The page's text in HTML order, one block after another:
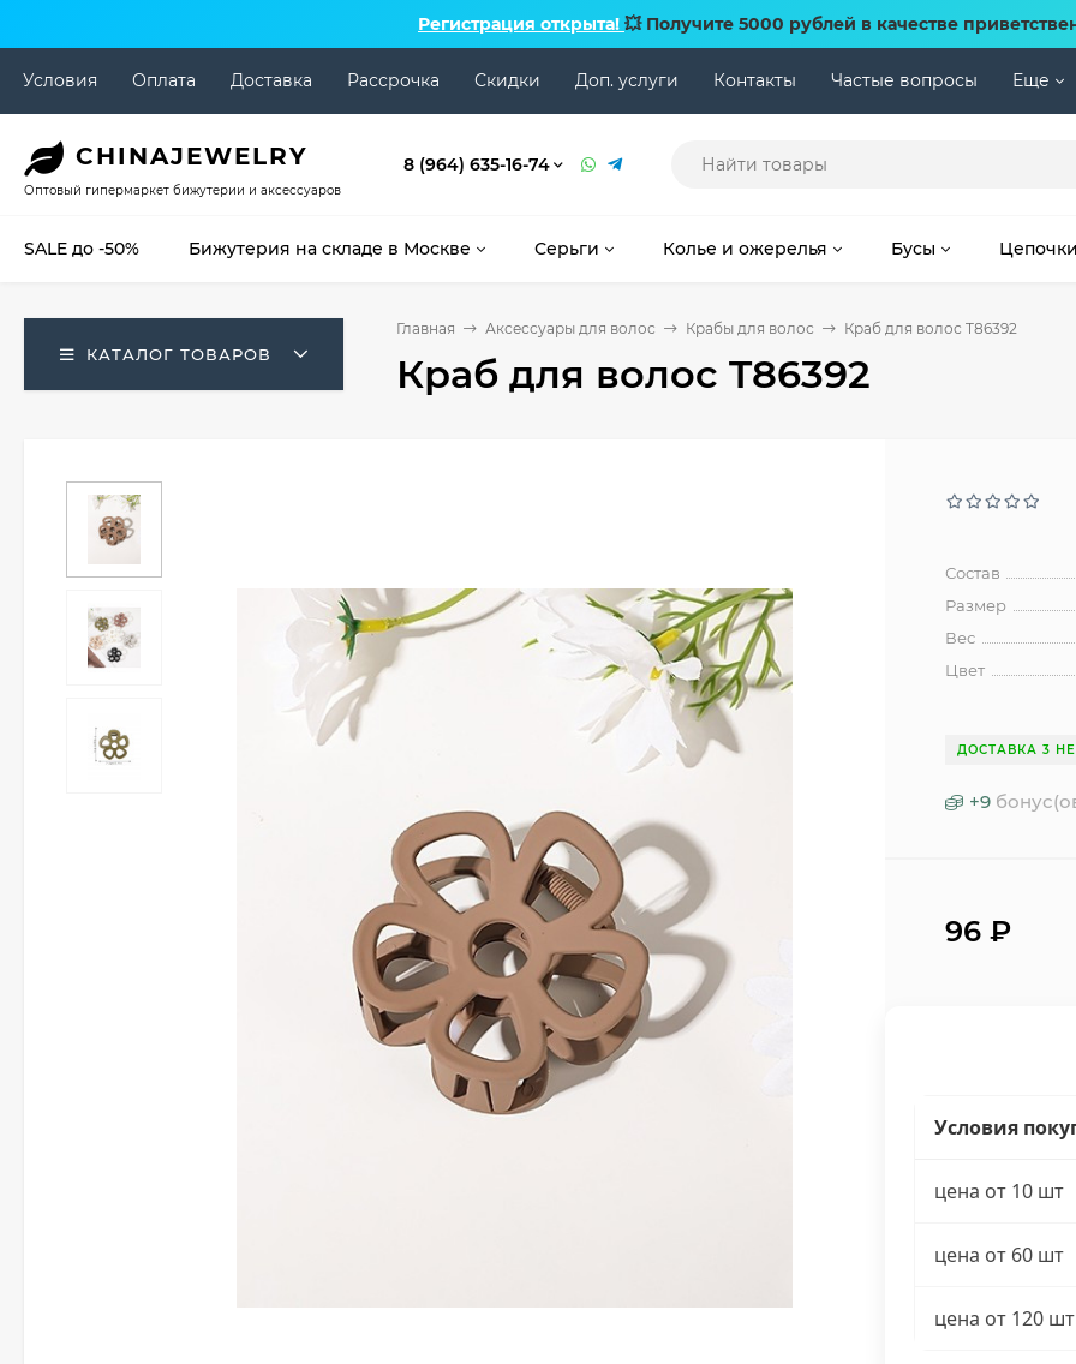
Регистрация открыта! 💥 Получите 5000 рублей в качестве
Условия Оплата Доставка Рассрочка Скидки Доп. услуги Контакты Частые вопросы Еще
CHINAJEWELRY
Оптовый гипермаркет бижутерии и аксессуаров
8 (964) 635-16-74
SALE до -50% Бижутерия на складе в Москве Серьги Колье и ожерелья Бусы Цепочки
КАТАЛОГ ТОВАРОВ
Главная Аксессуары для волос Крабы для волос Краб для волос T86392
Краб для волос T86392
Состав
Размер
Вес
Цвет
ДОСТАВКА 3
+9
96₽
Условия
цена от 10 шт
цена от 60 шт
цена от 120 шт